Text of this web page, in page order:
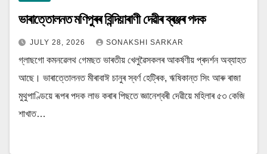
ভাৰাত্তোলনত মণিপুৰৰ বিন্দিয়াৰাণী দেৱীৰ ব্ৰঞ্জৰ পদক
JULY 28, 2026 SONAKSHI SARKAR
গ্লাছগো কমনৱেলথ গেমছত ভাৰতীয় খেলুৱৈসকলৰ আকৰ্ষণীয় প্ৰদৰ্শন অব্যাহত
আছে। ভাৰাত্তোলনত মীৰাবাঈ চানুৰ স্বৰ্ণ হেট্ৰিক, ঋষিকান্ত সিং আৰু ৰাজা
মুথুপাণ্ডিয়ে ৰূপৰ পদক লাভ কৰাৰ পিছতে জ্ঞানেশ্বৰী দেৱীয়ে মহিলাৰ ৫৩ কেজি
শাখাত…